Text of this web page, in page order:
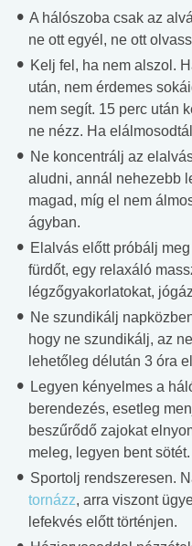
A hálószoba csak az
ne ott egyél, ne ott
Kelj fel, ha nem alszol.
után, nem érdemes
nem segít. 15 perc után
ne nézz. Ha
Ne koncentrálj az
aludni, annál nehezebb
magad, míg el nem
ágyban.
Elalvás előtt próbálj
fürdőt, egy relaxáló
légzőgyakorlatokat,
Ne szundikálj
hogy ne szundikálj, az
lehetőleg délután 3 óra
Legyen kényelmes a
berendezés, esetleg
beszűrődő zajokat
meleg, legyen bent sötét.
Sportolj rendszeresen.
tornázz, arra viszont
lefekvés előtt történjen.